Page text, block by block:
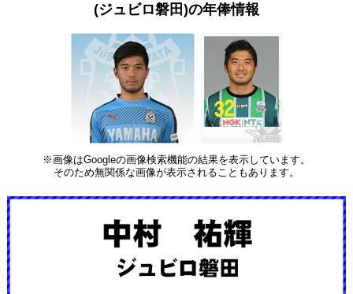
(ジュビロ磐田)の年俸情報
※画像はGoogleの画像検索機能の結果を表示しています。
そのため無関係な画像が表示されることもあります。